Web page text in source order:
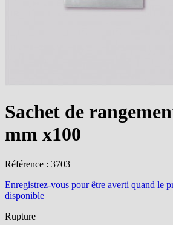
Sachet de
mm x100
Référence : 3703
Enregistrez-vous pour être averti quand le
disponible
Rupture